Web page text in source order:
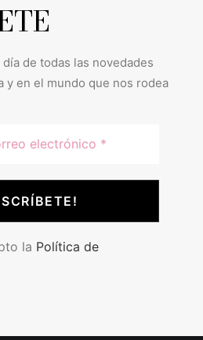
de todas las novedades
y en el mundo que nos rodea
la Política de